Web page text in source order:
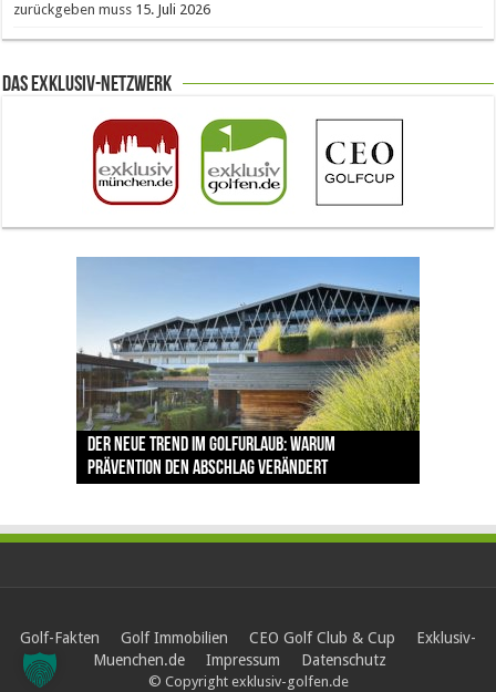
zurückgeben muss 15. Juli 2026
Das Exklusiv-Netzwerk
Der neue Trend im Golfurlaub: Warum
Prävention den Abschlag verändert
Luštica Bay baut Montenegros erste Golf-
Community weiter aus
Vom 85. Platz zur Claret Jug: Neuseeländer
schreibt bei The Open Geschichte
Claret Jug: Warum Scottie Scheffler die
berühmteste Golftrophäe zurückgeben muss
The Open 2026 in Royal Birkdale: Warum der
traditionsreiche Linksplatz zu den größten
Herausforderungen im Golfsport zählt
Golf-Fakten Golf Immobilien CEO Golf Club & Cup
Exklusiv-
Muenchen.de
Impressum Datenschutz
© Copyright exklusiv-golfen.de